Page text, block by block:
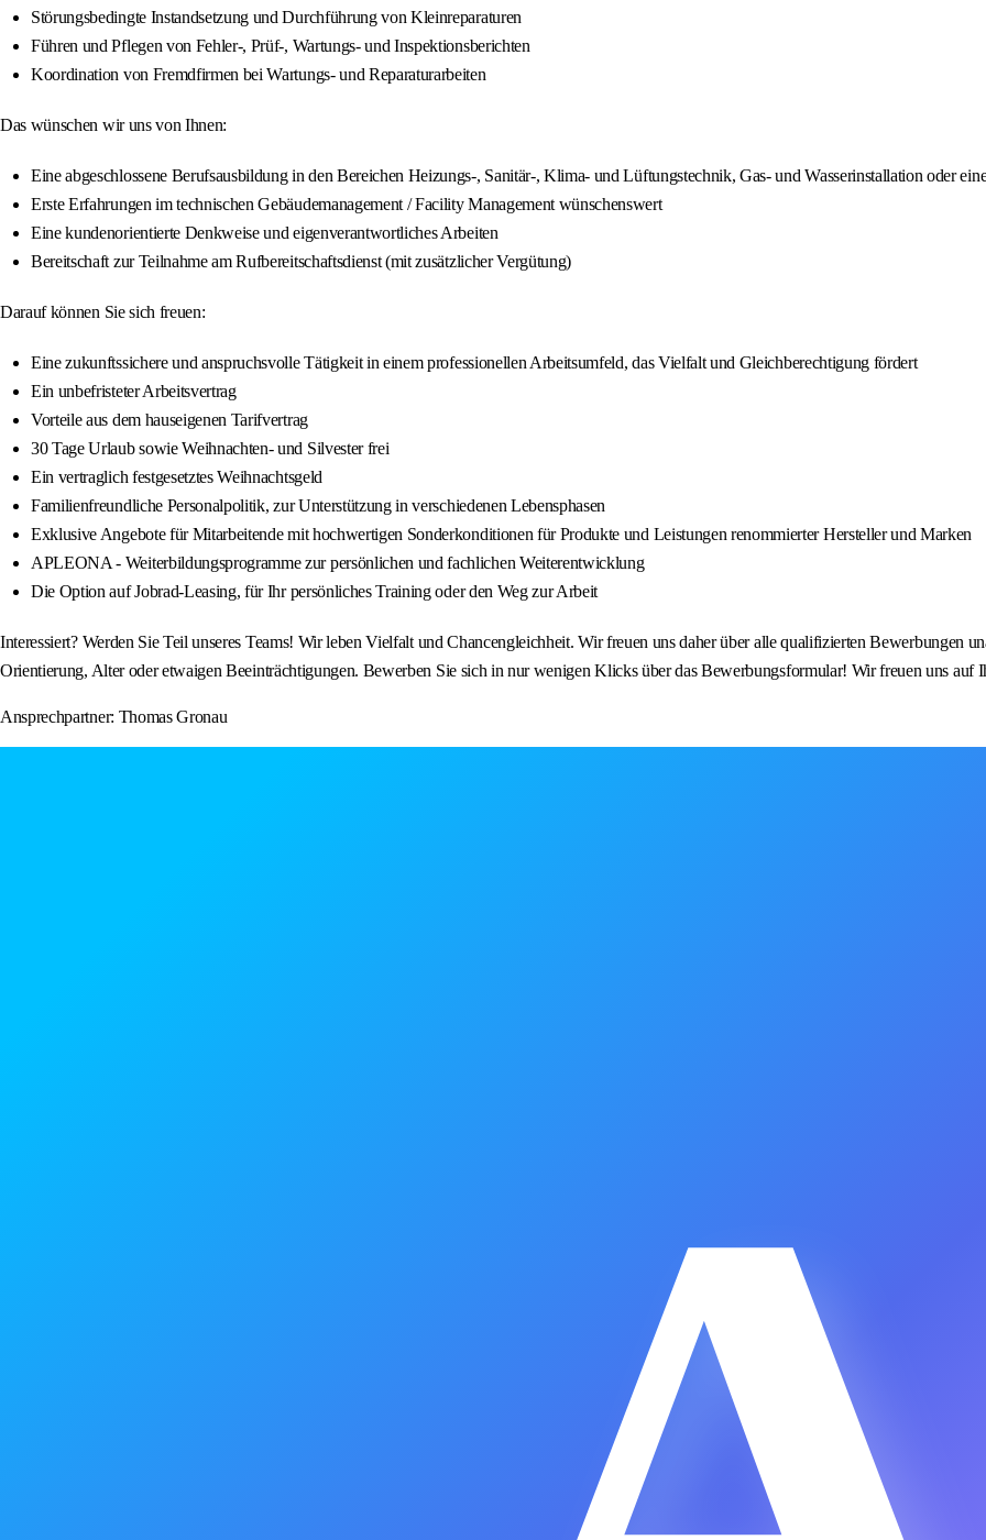
Störungsbedingte Instandsetzung und Durchführung von Kleinreparaturen
Führen und Pflegen von Fehler-, Prüf-, Wartungs- und Inspektionsberichten
Koordination von Fremdfirmen bei Wartungs- und Reparaturarbeiten
Das wünschen wir uns von Ihnen:
Eine abgeschlossene Berufsausbildung in den Bereichen Heizungs-, Sanitär-, Klima- und Lüftungstechnik, Gas- und Wasserinstallation oder
Erste Erfahrungen im technischen Gebäudemanagement / Facility Management wünschenswert
Eine kundenorientierte Denkweise und eigenverantwortliches Arbeiten
Bereitschaft zur Teilnahme am Rufbereitschaftsdienst (mit zusätzlicher Vergütung)
Darauf können Sie sich freuen:
Eine zukunftssichere und anspruchsvolle Tätigkeit in einem professionellen Arbeitsumfeld, das Vielfalt und Gleichberechtigung fördert
Ein unbefristeter Arbeitsvertrag
Vorteile aus dem hauseigenen Tarifvertrag
30 Tage Urlaub sowie Weihnachten- und Silvester frei
Ein vertraglich festgesetztes Weihnachtsgeld
Familienfreundliche Personalpolitik, zur Unterstützung in verschiedenen Lebensphasen
Exklusive Angebote für Mitarbeitende mit hochwertigen Sonderkonditionen für Produkte und Leistungen renommierter Hersteller und Marken
APLEONA - Weiterbildungsprogramme zur persönlichen und fachlichen Weiterentwicklung
Die Option auf Jobrad-Leasing, für Ihr persönliches Training oder den Weg zur Arbeit
Interessiert? Werden Sie Teil unseres Teams! Wir leben Vielfalt und Chancengleichheit. Wir freuen uns daher über alle qualifizierten Bewerbungen
Orientierung, Alter oder etwaigen Beeinträchtigungen. Bewerben Sie sich in nur wenigen Klicks über das Bewerbungsformular! Wir freuen uns auf
Ansprechpartner: Thomas Gronau